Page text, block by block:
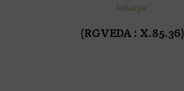
keluarga."
(RGVEDA : X.85.36)